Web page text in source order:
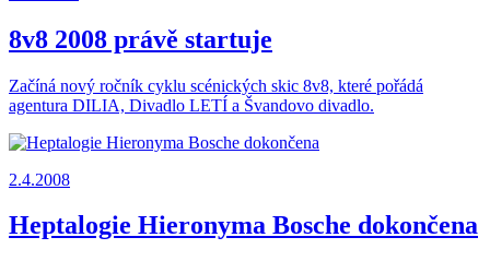
8v8 2008 právě startuje
Začíná nový ročník cyklu scénických skic 8v8, které pořádá
agentura DILIA, Divadlo LETÍ a Švandovo divadlo.
2.4.2008
Heptalogie Hieronyma Bosche dokončena